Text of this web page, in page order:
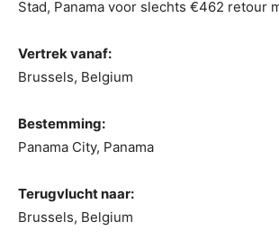
Stad, Panama voor slechts €462 retour
Vertrek vanaf:
Brussels, Belgium
Bestemming:
Panama City, Panama
Terugvlucht naar:
Brussels, Belgium